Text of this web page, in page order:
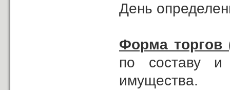
День
Форма торгов
по составу
имущества.